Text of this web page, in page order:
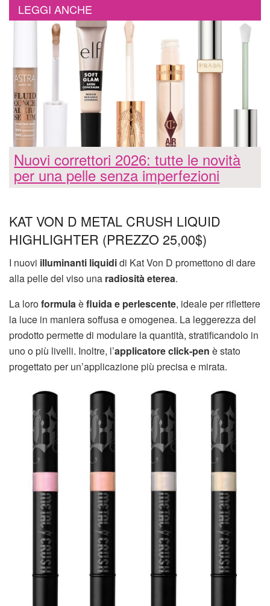
LEGGI ANCHE
Nuovi correttori 2026: tutte le novità
per una pelle senza imperfezioni
KAT VON D METAL CRUSH LIQUID
HIGHLIGHTER (PREZZO 25,00$)
I nuovi illuminanti liquididi Kat Von D promettono di dare
alla pelle del viso una radiosità eterea.
La loroformulaèfluida e perlescente, ideale per riflettere
la luce in maniera soffusa e omogenea. La leggerezza del
prodotto permette di modulare la quantità, stratificandolo in
uno o più livelli. Inoltre, l’applicatore click-pen è stato
progettato per un’applicazione più precisa e mirata.